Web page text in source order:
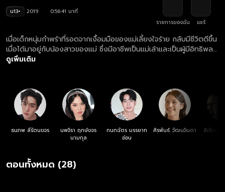
น13+ 2019
0:56:41 นาที
รายการของฉัน
แชร์
เมื่อเด็กหนุ่มกำพร้าที่รอดจากเงื้อมมือของแม่เลี้ยงใจร้าย กลับมีชีวิตดีขึ้น
เมื่อได้มาอยู่กับน้องสาวของแม่ ซึ่งมีอาชีพเป็นแม่เล้าและเป็นผู้มีอิทธิพล
ในธุรกิจมืด เมื่อเติบโตขึ้นเขาจึงตั้งใจว่าจะกลับมาแก้แค้นในสิ่งที่เคย
ดูเพิ่มเติม
ธนภพ ลีรัตนขจร
นพจิรา ฤกษ์ขจร
นามกุล
กนกฉัตร มรรยาท
อ่อน
ศิรพันธ์ วัฒนจินดา
สิเรียม
ตอนทั้งหมด (28)